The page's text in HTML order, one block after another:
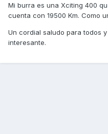
Mi burra es una Xciting 400
cuenta con 19500 Km. Como
Un cordial saludo para todos
interesante.